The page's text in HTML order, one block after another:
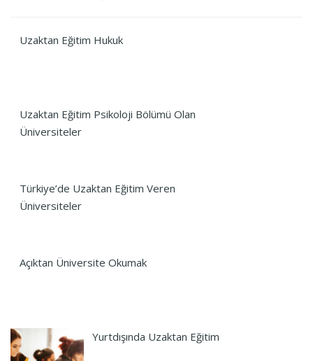
Uzaktan Eğitim Hukuk
Uzaktan Eğitim Psikoloji Bölümü Olan
Üniversiteler
Türkiye’de Uzaktan Eğitim Veren
Üniversiteler
Açıktan Üniversite Okumak
Yurtdışında Uzaktan Eğitim